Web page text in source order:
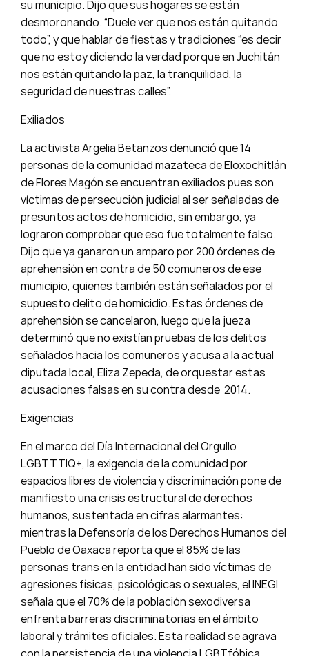
su municipio. Dijo que sus hogares se están
desmoronando. “Duele ver que nos están quitando
todo”, y que hablar de fiestas y tradiciones “es decir
que no estoy diciendo la verdad porque en Juchitán
nos están quitando la paz, la tranquilidad, la
seguridad de nuestras calles”.
Exiliados
La activista Argelia Betanzos denunció que 14
personas de la comunidad mazateca de Eloxochitlán
de Flores Magón se encuentran exiliados pues son
víctimas de persecución judicial al ser señaladas de
presuntos actos de homicidio, sin embargo, ya
lograron comprobar que eso fue totalmente falso.
Dijo que ya ganaron un amparo por 200 órdenes de
aprehensión en contra de 50 comuneros de ese
municipio, quienes también están señalados por el
supuesto delito de homicidio. Estas órdenes de
aprehensión se cancelaron, luego que la jueza
determinó que no existían pruebas de los delitos
señalados hacia los comuneros y acusa a la actual
diputada local, Eliza Zepeda, de orquestar estas
acusaciones falsas en su contra desde 2014.
Exigencias
En el marco del Día Internacional del Orgullo
LGBTTTIQ+, la exigencia de la comunidad por
espacios libres de violencia y discriminación pone de
manifiesto una crisis estructural de derechos
humanos, sustentada en cifras alarmantes:
mientras la Defensoría de los Derechos Humanos del
Pueblo de Oaxaca reporta que el 85% de las
personas trans en la entidad han sido víctimas de
agresiones físicas, psicológicas o sexuales, el INEGI
señala que el 70% de la población sexodiversa
enfrenta barreras discriminatorias en el ámbito
laboral y trámites oficiales. Esta realidad se agrava